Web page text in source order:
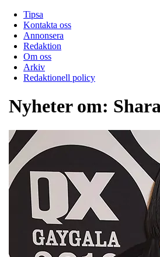
Tipsa
Kontakta oss
Annonsera
Redaktion
Om oss
Arkiv
Redaktionell policy
Nyheter om: